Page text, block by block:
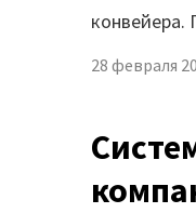
конвейера.
28 февраля